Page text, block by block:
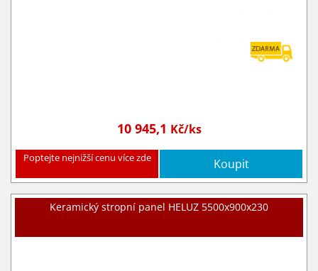
10 945,1 Kč/ks
Poptejte nejnižší cenu více zde Koupit
Keramický stropní panel HELUZ 5500x900x230